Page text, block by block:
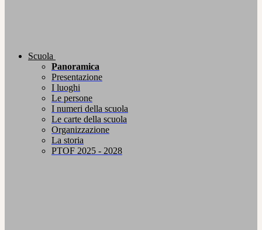
Scuola
Panoramica
Presentazione
I luoghi
Le persone
I numeri della scuola
Le carte della scuola
Organizzazione
La storia
PTOF 2025 - 2028